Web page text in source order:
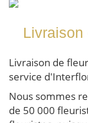
Livraison
Livraison de
service
Nous sommes
de 50 000